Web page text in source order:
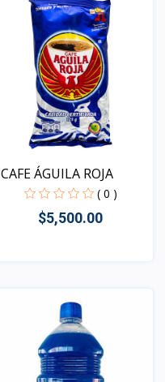
CAFE ÁGUILA ROJA
( 0 )
$5,500.00